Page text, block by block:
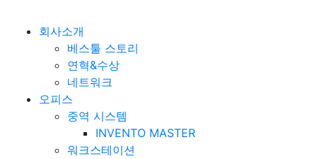
베스툴 Bestuhl
회사소개
베스툴 스토리
연혁&수상
네트워크
오피스
중역 시스템
INVENTO MASTER
워크스테이션